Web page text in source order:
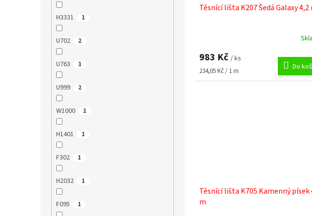
H3331 1
U702 2
U763 1
U999 2
W1000 1
H1401 1
F302 1
H2032 1
F095 1
Těsnící lišta K207 Šedá Galaxy 4,2
983 Kč / ks
Měrná
cena:
234,05 Kč / 1 m Do
Těsnící lišta K705 Kamenný písek
m